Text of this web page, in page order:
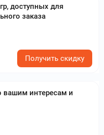
доступных для
заказа
Получить скидку
вашим интересам и